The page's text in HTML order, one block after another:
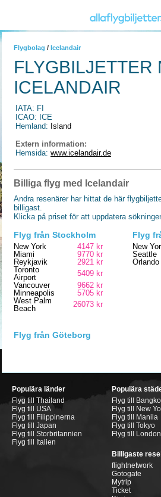
Flygbolag / Icelandair
FLYGBILJETTER
ICELANDAIR
IATA: FI
ICAO: ICE
Hemland: Island
Extern information:
Hemsida: www.icelandair.de
Billiga flyg med Icelandair
Andra resenärer har hittat de här
billigast.
Klicka på priset för att uppdatera
Flyg från Stockholm
New York
4147 kr
Miami
9770 kr
Reykjavik
2921 kr
Toronto
Airport
5409 kr
Vancouver
9662 kr
Minneapolis
5705 kr
West Palm
Beach
26073 kr
Flyg
New
Seattle
Orlando
Flyg från Göteborg
Populära länder
Flyg till Thailand
Flyg till USA
Flyg till Filippinerna
Flyg till Japan
Flyg till Storbritannien
Flyg till Italien
Populära
Flyg till
Flyg till New
Flyg till Manila
Flyg till Tokyo
Flyg till London
Billigaste
flightnetwork
Gotogate
Mytrip
Ticket